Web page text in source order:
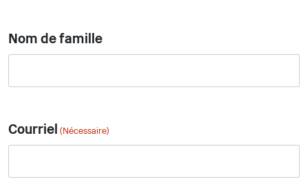
Nom de famille
Courriel (Nécessaire)